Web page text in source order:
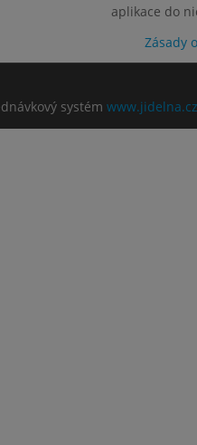
aplikace do
Zásady
systém www.jidelna.cz